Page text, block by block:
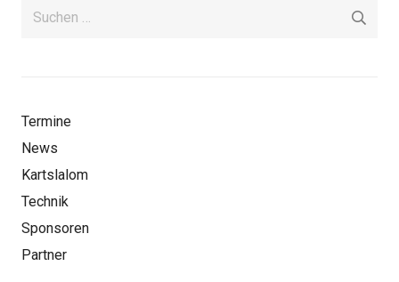
Suchen
Termine
News
Kartslalom
Technik
Sponsoren
Partner